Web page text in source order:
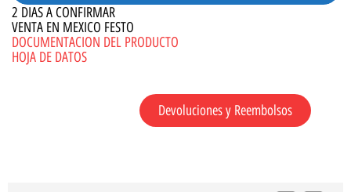
2 DIAS A CONFIRMAR
VENTA EN MEXICO FESTO
DOCUMENTACION DEL PRODUCTO
HOJA DE DATOS
Devoluciones y Reembolsos